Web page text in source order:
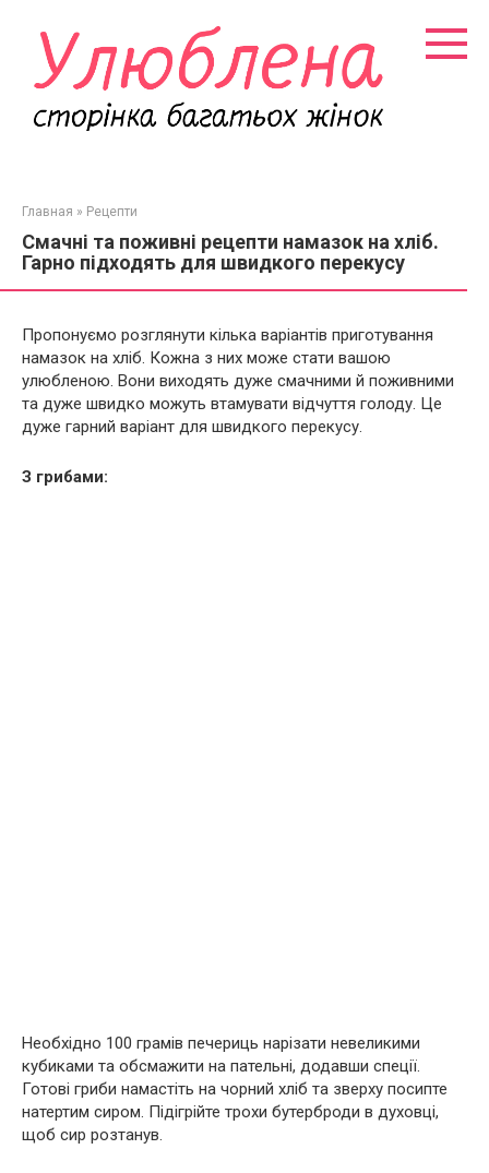
контенту
Главная » Рецепти
Смачні та поживні рецепти намазок на хліб.
Гарно підходять для швидкого перекусу
Пропонуємо розглянути кілька варіантів приготування
намазок на хліб. Кожна з них може стати вашою
улюбленою. Вони виходять дуже смачними й поживними
та дуже швидко можуть втамувати відчуття голоду. Це
дуже гарний варіант для швидкого перекусу.
З грибами:
Необхідно 100 грамів печериць нарізати невеликими
кубиками та обсмажити на пательні, додавши спеції.
Готові гриби намастіть на чорний хліб та зверху посипте
натертим сиром. Підігрійте трохи бутерброди в духовці,
щоб сир розтанув.